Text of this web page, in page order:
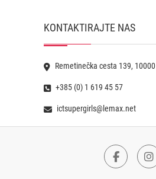
KONTAKTIRAJTE NAS
Remetinečka cesta 139,
+385 (0) 1 619 45 57
ictsupergirls@lemax.net